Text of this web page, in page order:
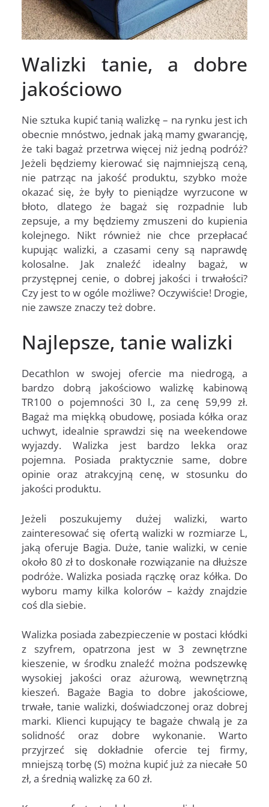
Walizki tanie, a dobre
jakościowo
Nie sztuka kupić tanią walizkę – na rynku jest ich
obecnie mnóstwo, jednak jaką mamy gwarancję,
że taki bagaż przetrwa więcej niż jedną podróż?
Jeżeli będziemy kierować się najmniejszą ceną,
nie patrząc na jakość produktu, szybko może
okazać się, że były to pieniądze wyrzucone w
błoto, dlatego że bagaż się rozpadnie lub
zepsuje, a my będziemy zmuszeni do kupienia
kolejnego. Nikt również nie chce przepłacać
kupując walizki, a czasami ceny są naprawdę
kolosalne. Jak znaleźć idealny bagaż, w
przystępnej cenie, o dobrej jakości i trwałości?
Czy jest to w ogóle możliwe? Oczywiście! Drogie,
nie zawsze znaczy też dobre.
Najlepsze, tanie walizki
Decathlon w swojej ofercie ma niedrogą, a
bardzo dobrą jakościowo walizkę kabinową
TR100 o pojemności 30 l., za cenę 59,99 zł.
Bagaż ma miękką obudowę, posiada kółka oraz
uchwyt, idealnie sprawdzi się na weekendowe
wyjazdy. Walizka jest bardzo lekka oraz
pojemna. Posiada praktycznie same, dobre
opinie oraz atrakcyjną cenę, w stosunku do
jakości produktu.
Jeżeli poszukujemy dużej walizki, warto
zainteresować się ofertą walizki w rozmiarze L,
jaką oferuje Bagia. Duże, tanie walizki, w cenie
około 80 zł to doskonałe rozwiązanie na dłuższe
podróże. Walizka posiada rączkę oraz kółka. Do
wyboru mamy kilka kolorów – każdy znajdzie
coś dla siebie.
Walizka posiada zabezpieczenie w postaci kłódki
z szyfrem, opatrzona jest w 3 zewnętrzne
kieszenie, w środku znaleźć można podszewkę
wysokiej jakości oraz ażurową, wewnętrzną
kieszeń. Bagaże Bagia to dobre jakościowe,
trwałe, tanie walizki, doświadczonej oraz dobrej
marki. Klienci kupujący te bagaże chwalą je za
solidność oraz dobre wykonanie. Warto
przyjrzeć się dokładnie ofercie tej firmy,
mniejszą torbę (S) można kupić już za niecałe 50
zł, a średnią walizkę za 60 zł.